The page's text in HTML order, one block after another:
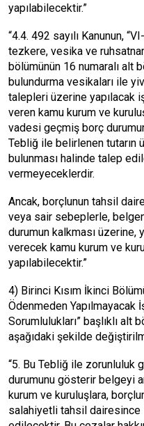
yapılabilecektir.”
“4.4. 492 sayılı Kanunun,
tezkere, vesika ve
bölümünün 16 numaralı alt
bulundurma vesikaları ile
talepleri üzerine yapılacak
veren kamu kurum ve
vadesi geçmiş borç
Tebliğ ile belirlenen
bulunması halinde talep
vermeyeceklerdir.
Ancak, borçlunun tahsil
veya sair sebeplerle,
durumun kalkması
verecek kamu kurum ve
yapılabilecektir.”
4) Birinci Kısım İkinci
Ödenmeden Yapılmayacak
Sorumlulukları” başlıklı alt
aşağıdaki şekilde
“5. Bu Tebliğ ile zorunluluk
durumunu gösterir belgeyi
kurum ve kuruluşlara,
salahiyetli tahsil dairesince